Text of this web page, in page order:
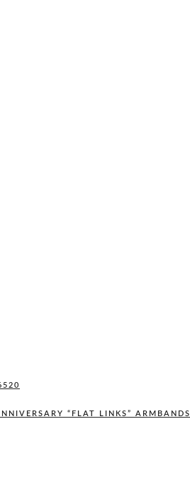
“FLAT LINKS” ARMBANDS